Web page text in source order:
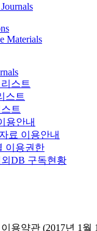
Materials
스트
스트
트
용안내
료 이용안내
이용권한
DB 구독현황
용약관 (2017년 1월